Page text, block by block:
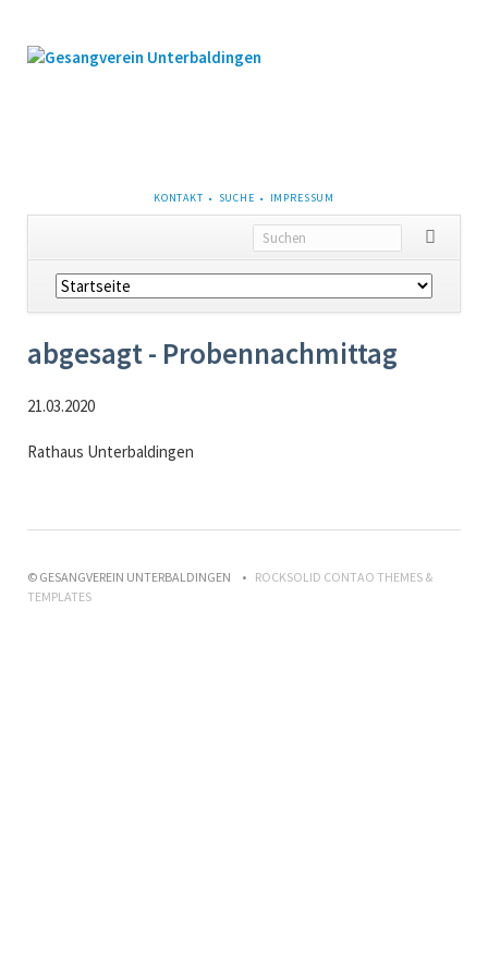
NAVIGATION
ÜBERSPRINGEN
KONTAKT SUCHE IMPRESSUM
Navigation
überspringen
abgesagt - Probennachmittag
21.03.2020
Rathaus Unterbaldingen
© GESANGVEREIN UNTERBALDINGEN
ROCKSOLID CONTAO THEMES &
TEMPLATES